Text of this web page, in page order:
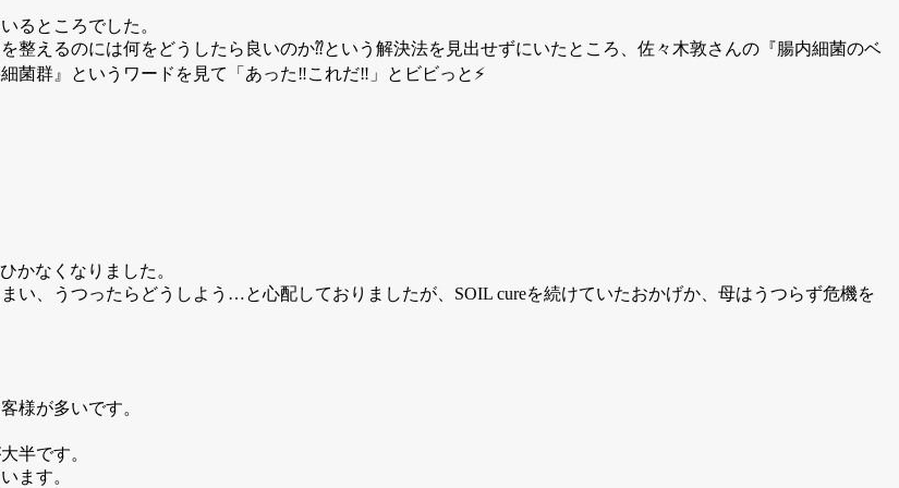
るところでした。
整えるのには何をどうしたら良いのか⁇という解決法を見出せずにいたところ、佐々木敦さんの『腸内細菌のベ
菌群』というワードを見て「あった‼︎これだ‼︎」とビビっと⚡️
かなくなりました。
い、うつったらどうしよう…と心配しておりましたが、SOIL cureを続けていたおかげか、母はうつらず危機を
様が多いです。
半です。
ます。